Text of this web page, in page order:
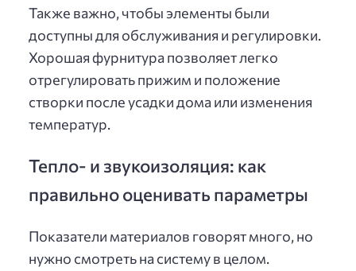
Также важно, чтобы элементы были
доступны для обслуживания и регулировки.
Хорошая фурнитура позволяет легко
отрегулировать прижим и положение
створки после усадки дома или изменения
температур.
Тепло- и звукоизоляция: как
правильно оценивать параметры
Показатели материалов говорят много, но
нужно смотреть на систему в целом.